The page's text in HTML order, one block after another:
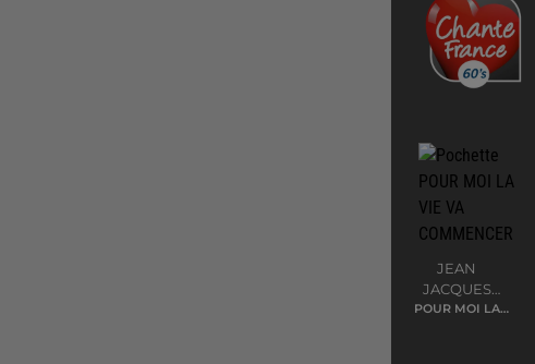
JEAN
JACQUES
DEBOUT
POUR MOI LA